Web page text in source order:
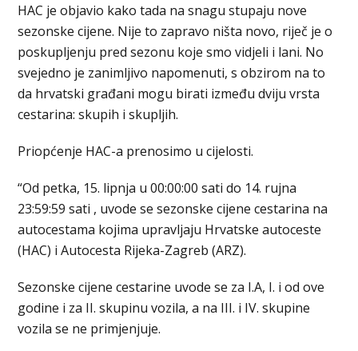
HAC je objavio kako tada na snagu stupaju nove
sezonske cijene. Nije to zapravo ništa novo, riječ je o
poskupljenju pred sezonu koje smo vidjeli i lani. No
svejedno je zanimljivo napomenuti, s obzirom na to
da hrvatski građani mogu birati između dviju vrsta
cestarina: skupih i skupljih.
Priopćenje HAC-a prenosimo u cijelosti.
“Od petka, 15. lipnja u 00:00:00 sati do 14. rujna
23:59:59 sati , uvode se sezonske cijene cestarina na
autocestama kojima upravljaju Hrvatske autoceste
(HAC) i Autocesta Rijeka-Zagreb (ARZ).
Sezonske cijene cestarine uvode se za I.A, I. i od ove
godine i za II. skupinu vozila, a na III. i IV. skupine
vozila se ne primjenjuje.